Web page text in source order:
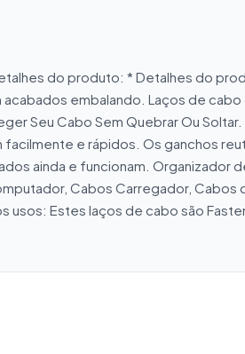
do produto: * Detalhes do
embalando. Laços de
Seu Cabo Sem Quebrar Ou
e rápidos. Os ganchos
ainda e funcionam. Organizador
Cabos Carregador,
usos: Estes laços de cabo são